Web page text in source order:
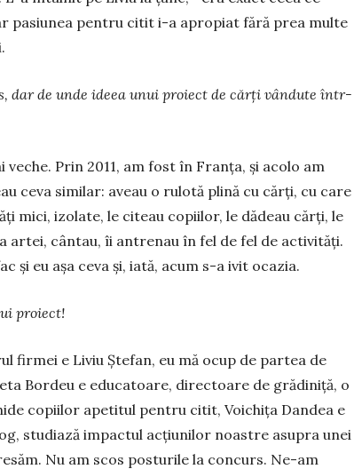
pasiunea pentru citit i-a apropiat fără prea multe
dar de unde ideea unui proiect de cărți vândute într-
Prin 2011, am fost în Franța, și aco­lo am
ceva similar: aveau o rulotă plină cu cărți, cu care
mici, izolate, le citeau copiilor, le dădeau cărți, le
cântau, îi antrenau în fel de fel de activități.
și eu așa ceva și, ia­tă, acum s-a ivit ocazia.
proiect!
firmei e Liviu Ștefan, eu mă ocup de partea de
Bor­deu e educatoare, directoare de grădiniță, o
copiilor apetitul pentru citit, Voi­chița Dandea e
studiază im­pactul acțiu­nilor noastre asu­pra unei
Nu am scos posturile la concurs. Ne-am